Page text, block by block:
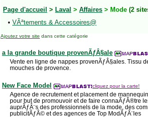
Page d'accueil > Laval > Affaires > Mode (2
• VÃªtements & Accessoires@
Ajoutez votre site dans cette catégorie
a la grande boutique provenÃƒÂ§ale
Vente en ligne de nappes provenÃƒÂ§ales. Tissu
mouches de provence.
New Face Model cliquez pour la carte!
Agence de recrutement et placement de
pour but de promouvoir et de faire connaÃƒÂ®tre
auprÃƒÂ¨s des professionnels de la mode, des
publicitÃƒÂ© et des agences de Top ModÃƒÂ¨les